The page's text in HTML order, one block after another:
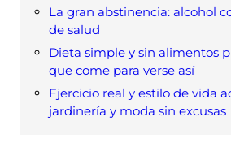
La gran abstinencia: alcohol
de salud
Dieta simple y sin alimentos
que come para verse así
Ejercicio real y estilo de vida
jardinería y moda sin excusas